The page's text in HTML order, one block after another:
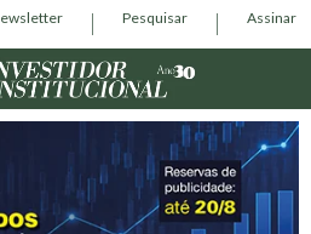
Pesquisar Assinar